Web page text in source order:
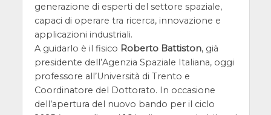
generazione di esperti del settore spaziale,
capaci di operare tra ricerca, innovazione e
applicazioni industriali.
A guidarlo è il fisico Roberto Battiston, già
presidente dell’Agenzia Spaziale Italiana, oggi
professore all’Università di Trento e
Coordinatore del Dottorato. In occasione
dell’apertura del nuovo bando per il ciclo